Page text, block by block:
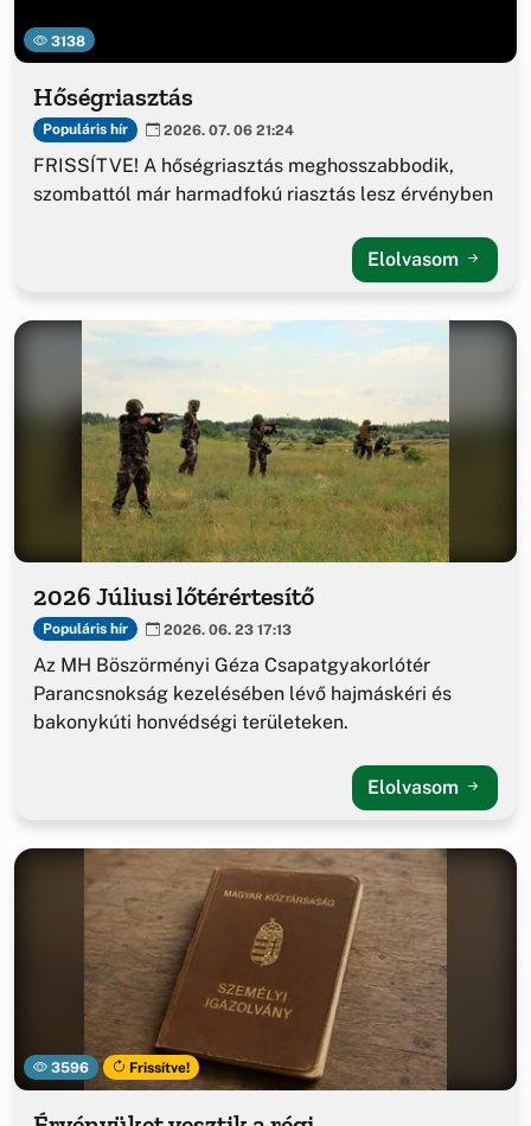
3138
Hőségriasztás
Populáris hír 2026. 07. 06 21:24
FRISSÍTVE! A hőségriasztás meghosszabbodik,
szombattól már harmadfokú riasztás lesz érvényben
Elolvasom
2026 Júliusi lőtérértesítő
Populáris hír 2026. 06. 23 17:13
Az MH Böszörményi Géza Csapatgyakorlótér
Parancsnokság kezelésében lévő hajmáskéri és
bakonykúti honvédségi területeken.
Elolvasom
3596 Frissítve!